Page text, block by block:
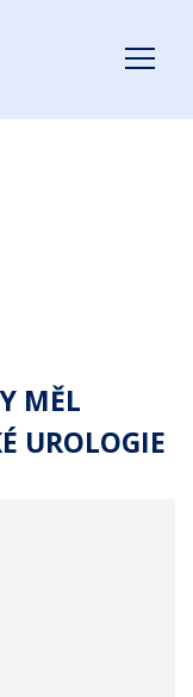
MĚL
UROLOGIE